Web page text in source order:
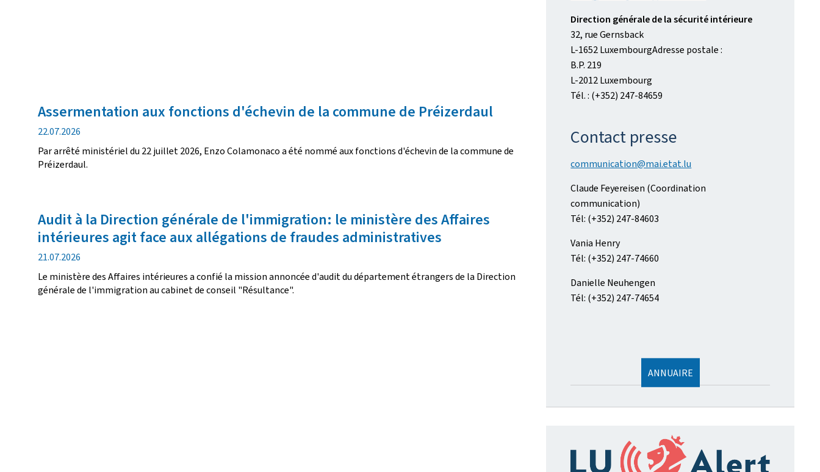
Assermentation aux fonctions d'échevin de la commune de Préizerdaul
date
de
publication
22.07.2026
Par arrêté ministériel du 22 juillet 2026, Enzo Colamonaco a été nommé aux fonctions d'échevin de la commune de
Préizerdaul.
Audit à la Direction générale de l'immigration: le ministère des Affaires
intérieures agit face aux allégations de fraudes administratives
date
de
publication
21.07.2026
Le ministère des Affaires intérieures a confié la mission annoncée d'audit du département étrangers de la Direction
générale de l'immigration au cabinet de conseil "Résultance".
Direction générale de la sécurité intérieure
32, rue Gernsback
L-1652 LuxembourgAdresse postale :
B.P. 219
L-2012 Luxembourg
Tél. : (+352) 247-84659
Contact presse
communication@mai.etat.lu
Claude Feyereisen (Coordination
communication)
Tél: (+352) 247-84603
Vania Henry
Tél: (+352) 247-74660
Danielle Neuhengen
Tél: (+352) 247-74654
ANNUAIRE